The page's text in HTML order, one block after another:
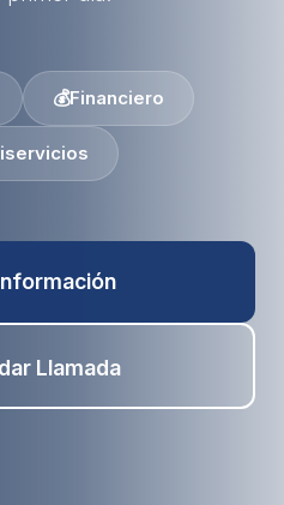
💰Financiero
Llamada